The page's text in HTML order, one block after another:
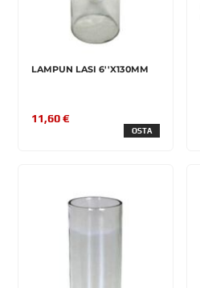
LAMPUN LASI 6''X130MM
11,60 €
OSTA